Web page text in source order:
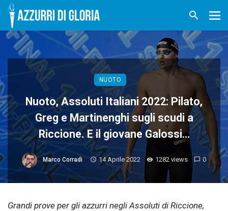
NUOTO
Nuoto, Assoluti Italiani 2022: Pilato,
Greg e Martinenghi sugli scudi a
Riccione. E il giovane Galossi…
Marco Corradi 14 Aprile 2022 1282 views 0
Grandi prove per gli azzurri negli Assoluti di Riccione,